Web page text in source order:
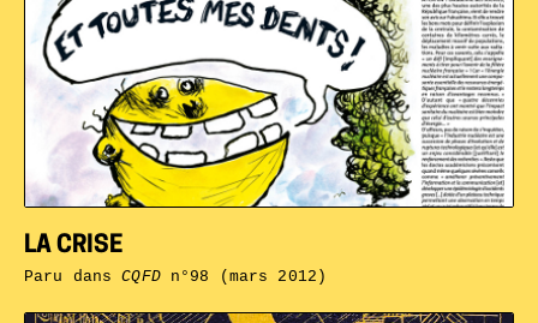
LA CRISE
Paru dansCQFDn°98 (mars 2012)